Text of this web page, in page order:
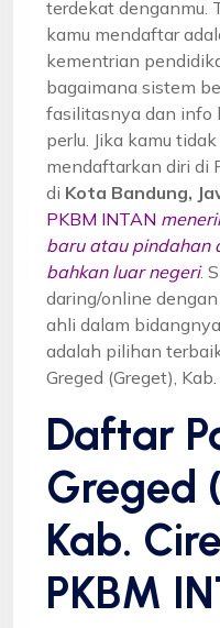
terdekat denganmu.
kamu mendaftar
kementrian
bagaimana sistem
fasilitasnya dan info
perlu. Jika kamu
mendaftarkan diri di
di Kota Bandung,
PKBM INTAN
baru atau pindahan
bahkan luar negeri.
daring/online
ahli dalam
adalah pilihan
Greged (Greget),
Daftar
Greged
Kab.
PKBM